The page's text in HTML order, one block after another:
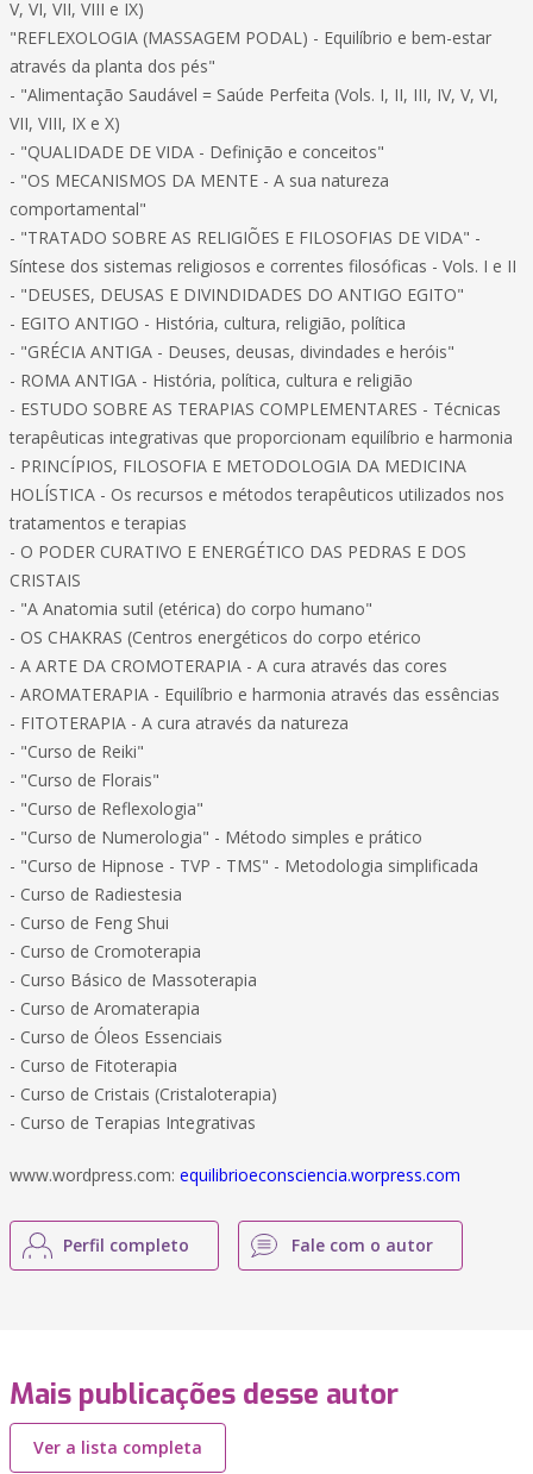
V, VI, VII, VIII e IX)
"REFLEXOLOGIA (MASSAGEM PODAL) - Equilíbrio e bem-estar
através da planta dos pés"
- "Alimentação Saudável = Saúde Perfeita (Vols. I, II, III, IV, V, VI,
VII, VIII, IX e X)
- "QUALIDADE DE VIDA - Definição e conceitos"
- "OS MECANISMOS DA MENTE - A sua natureza
comportamental"
- "TRATADO SOBRE AS RELIGIÕES E FILOSOFIAS DE VIDA" -
Síntese dos sistemas religiosos e correntes filosóficas - Vols. I e II
- "DEUSES, DEUSAS E DIVINDIDADES DO ANTIGO EGITO"
- EGITO ANTIGO - História, cultura, religião, política
- "GRÉCIA ANTIGA - Deuses, deusas, divindades e heróis"
- ROMA ANTIGA - História, política, cultura e religião
- ESTUDO SOBRE AS TERAPIAS COMPLEMENTARES - Técnicas
terapêuticas integrativas que proporcionam equilíbrio e harmonia
- PRINCÍPIOS, FILOSOFIA E METODOLOGIA DA MEDICINA
HOLÍSTICA - Os recursos e métodos terapêuticos utilizados nos
tratamentos e terapias
- O PODER CURATIVO E ENERGÉTICO DAS PEDRAS E DOS
CRISTAIS
- "A Anatomia sutil (etérica) do corpo humano"
- OS CHAKRAS (Centros energéticos do corpo etérico
- A ARTE DA CROMOTERAPIA - A cura através das cores
- AROMATERAPIA - Equilíbrio e harmonia através das essências
- FITOTERAPIA - A cura através da natureza
- "Curso de Reiki"
- "Curso de Florais"
- "Curso de Reflexologia"
- "Curso de Numerologia" - Método simples e prático
- "Curso de Hipnose - TVP - TMS" - Metodologia simplificada
- Curso de Radiestesia
- Curso de Feng Shui
- Curso de Cromoterapia
- Curso Básico de Massoterapia
- Curso de Aromaterapia
- Curso de Óleos Essenciais
- Curso de Fitoterapia
- Curso de Cristais (Cristaloterapia)
- Curso de Terapias Integrativas
www.wordpress.com: equilibrioeconsciencia.worpress.com
Perfil completo Fale com o autor
Mais publicações desse autor
Ver a lista completa